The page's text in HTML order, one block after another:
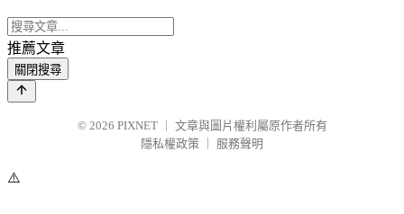
推薦文章
關閉搜尋
© 2026 PIXNET
文章與圖片權利屬原作者所有
隱私權政策
服務聲明
⚠️